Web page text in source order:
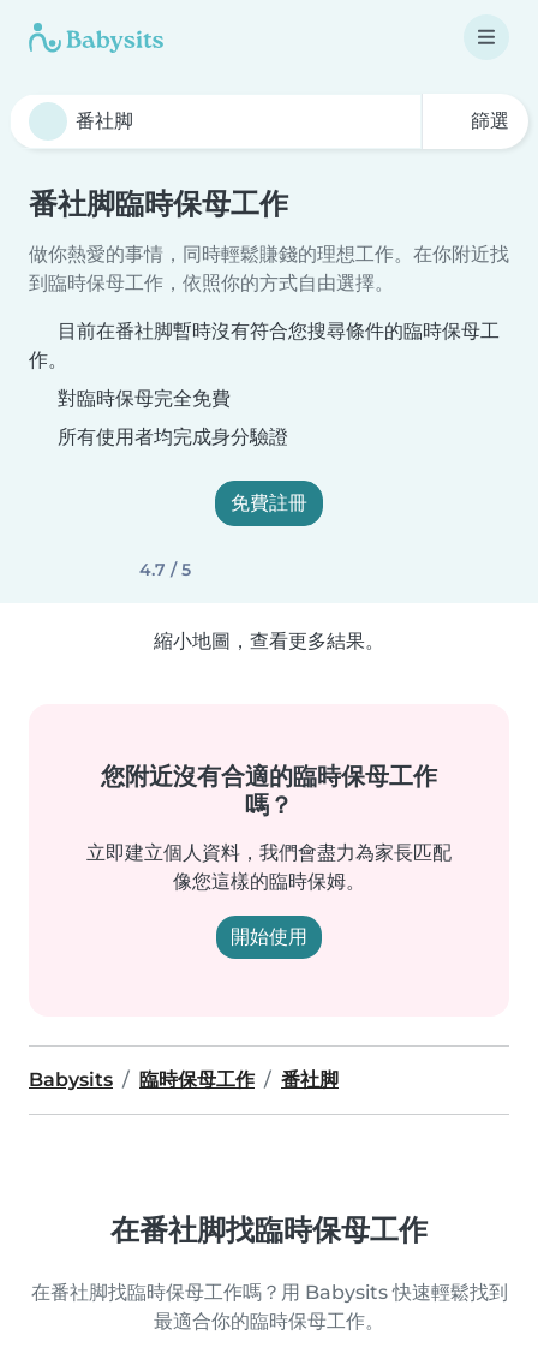
篩選
番社脚臨時保母工作
做你熱愛的事情，同時輕鬆賺錢的理想工作。在你附近找
到臨時保母工作，依照你的方式自由選擇。
目前在番社脚暫時沒有符合您搜尋條件的臨時保母工
作。
對臨時保母完全免費
所有使用者均完成身分驗證
免費註冊
4.7 / 5
縮小地圖，查看更多結果。
您附近沒有合適的臨時保母工作
嗎？
立即建立個人資料，我們會盡力為家長匹配
像您這樣的臨時保姆。
開始使用
Babysits 臨時保母工作 番社脚
在番社脚找臨時保母工作
在番社脚找臨時保母工作嗎？用 Babysits 快速輕鬆找到
最適合你的臨時保母工作。